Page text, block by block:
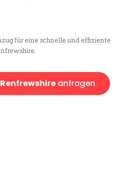
für eine schnelle und effiziente
anfragen